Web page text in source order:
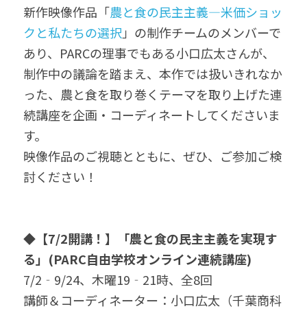
新作映像作品「農と食の民主主義―米価ショッ
クと私たちの選択 」の制作チームのメンバーで
あり、PARCの理事でもある小口広太さんが、
制作中の議論を踏まえ、本作では扱いきれなか
った、農と食を取り巻くテーマを取り上げた連
続講座を企画・コーディネートしてくださいま
す。
映像作品のご視聴とともに、ぜひ、ご参加ご検
討ください！
◆【7/2開講！】「農と食の民主主義を実現す
る」(PARC自由学校オンライン連続講座)
7/2‐9/24、木曜19‐21時、全8回
講師＆コーディネーター：小口広太（千葉商科